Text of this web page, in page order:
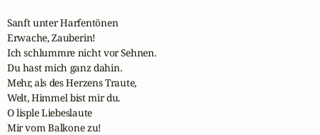
Sanft unter Harfentönen
Erwache, Zauberin!
Ich schlummre nicht vor Sehnen.
Du hast mich ganz dahin.
Mehr, als des Herzens Traute,
Welt, Himmel bist mir du.
O lisple Liebeslaute
Mir vom Balkone zu!